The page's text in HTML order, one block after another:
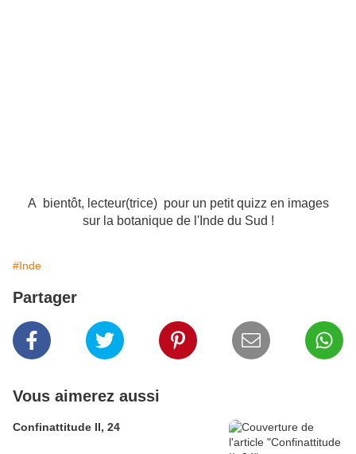
A bientôt, lecteur(trice) pour un petit quizz en images
sur la botanique de l'Inde du Sud !
#Inde
Partager
Vous aimerez aussi
Confinattitude II, 24